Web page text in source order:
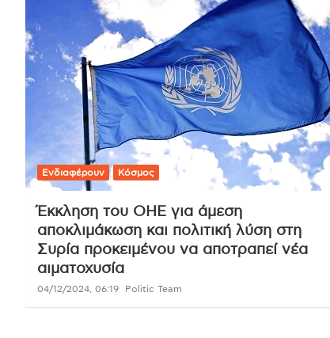
Ενδιαφέρουν Κόσμος
Έκκληση του ΟΗΕ για άμεση
αποκλιμάκωση και πολιτική λύση στη
Συρία προκειμένου να αποτραπεί νέα
αιματοχυσία
04/12/2024, 06:19 Politic Team